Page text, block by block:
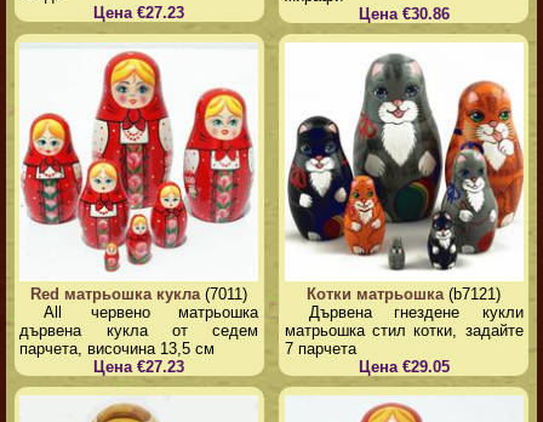
Цена €27.23
Цена €30.86
Red матрьошка кукла (7011)
All червено матрьошка
дървена кукла от седем
парчета, височина 13,5 см
Цена €27.23
Котки матрьошка (b7121)
Дървена гнездене кукли
матрьошка стил котки, задайте
7 парчета
Цена €29.05